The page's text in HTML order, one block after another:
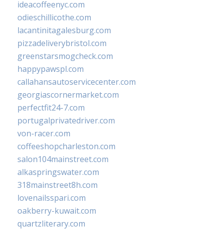
ideacoffeenyc.com
odieschillicothe.com
lacantinitagalesburg.com
pizzadeliverybristol.com
greenstarsmogcheck.com
happypawspl.com
callahansautoservicecenter.com
georgiascornermarket.com
perfectfit24-7.com
portugalprivatedriver.com
von-racer.com
coffeeshopcharleston.com
salon104mainstreet.com
alkaspringswater.com
318mainstreet8h.com
lovenailsspari.com
oakberry-kuwait.com
quartzliterary.com